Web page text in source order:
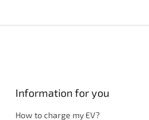
Information for you
How to charge my EV?